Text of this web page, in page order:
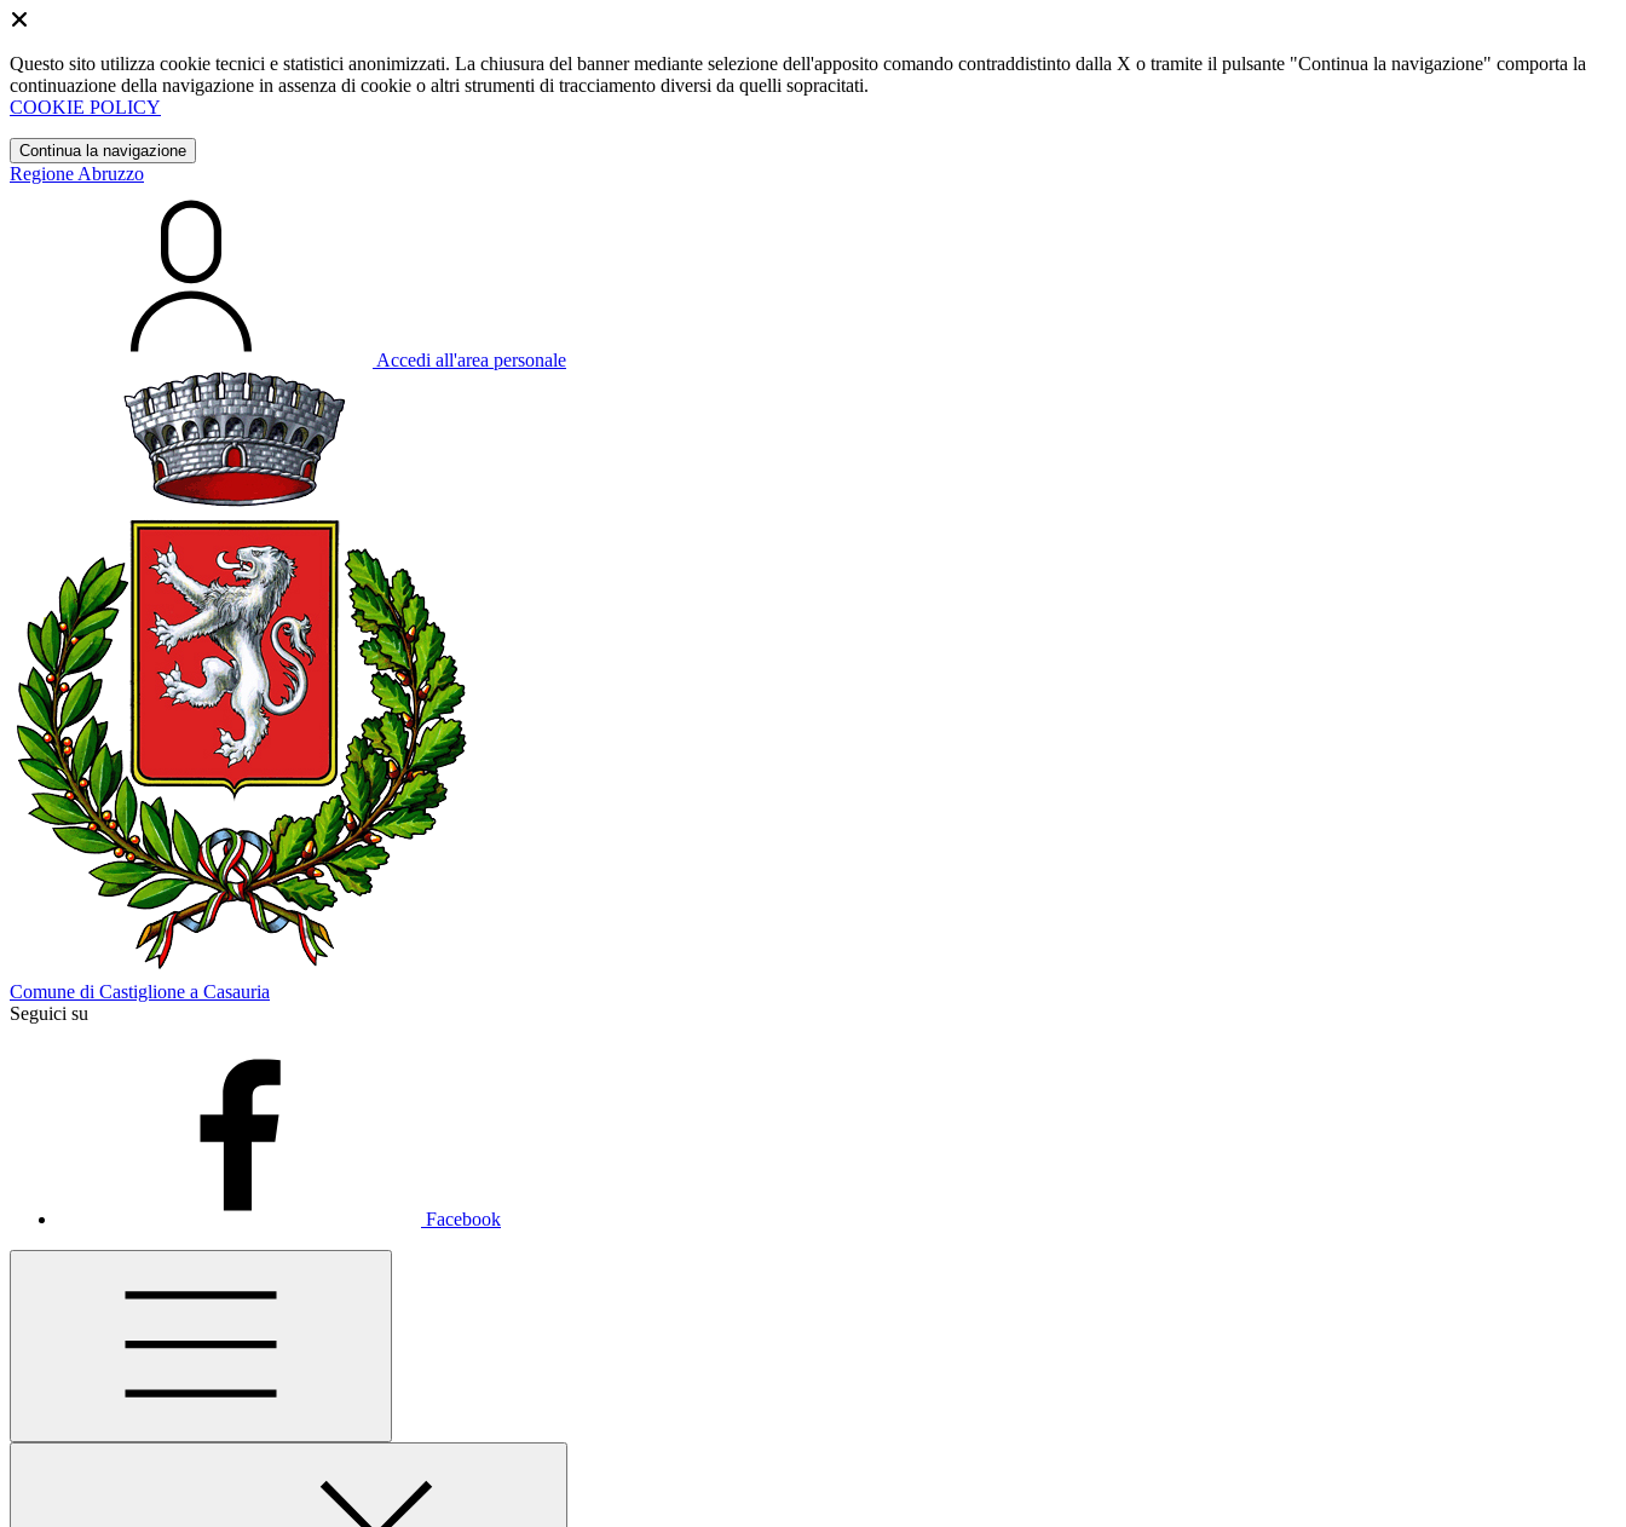
Questo sito utilizza cookie tecnici e statistici anonimizzati. La chiusura del banner mediante selezione dell'apposito comando contraddistinto dalla X o tramite il pulsante "Continua la navigazione" comporta la
continuazione della navigazione in assenza di cookie o altri strumenti di tracciamento diversi da quelli sopracitati.
COOKIE POLICY
Continua la navigazione
Regione Abruzzo
Accedi all'area personale
Comune di Castiglione a Casauria
Seguici su
Facebook